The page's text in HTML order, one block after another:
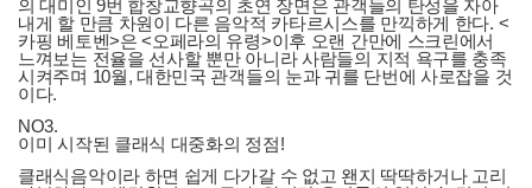
의 대미인 9번 합창교향곡의 초연 장면은 관객들의 탄성을 자아
내게 할 만큼 차원이 다른 음악적 카타르시스를 만끽하게 한다. <
카핑 베토벤>은 <오페라의 유령>이후 오랜 간만에 스크린에서
느껴보는 전율을 선사할 뿐만 아니라 사람들의 지적 욕구를 충족
시켜주며 10월, 대한민국 관객들의 눈과 귀를 단번에 사로잡을 것
이다.
NO3.
이미 시작된 클래식 대중화의 정점!
클래식음악이라 하면 쉽게 다가갈 수 없고 왠지 딱딱하거나 고리